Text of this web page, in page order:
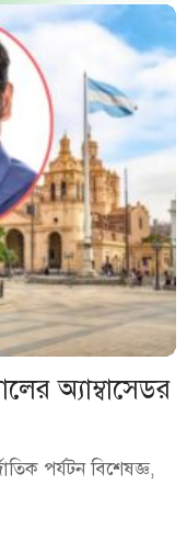
অ্যাম্বাসেডর
পর্যটন বিশেষজ্ঞ,